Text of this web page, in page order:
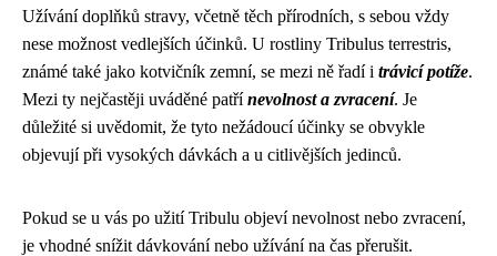
Užívání doplňků stravy, včetně těch přírodních, s sebou vždy
nese možnost vedlejších účinků. U rostliny Tribulus terrestris,
známé také jako kotvičník zemní, se mezi ně řadí i trávicí potíže.
Mezi ty nejčastěji uváděné patřínevolnost a zvracení. Je
důležité si uvědomit, že tyto nežádoucí účinky se obvykle
objevují při vysokých dávkách a u citlivějších jedinců.
Pokud se u vás po užití Tribulu objeví nevolnost nebo zvracení,
je vhodné snížit dávkování nebo užívání na čas přerušit.